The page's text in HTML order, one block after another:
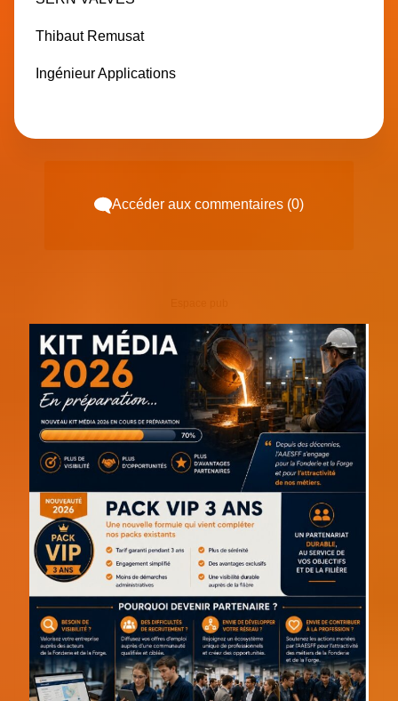
Thibaut Remusat
Ingénieur Applications
Accéder aux commentaires (0)